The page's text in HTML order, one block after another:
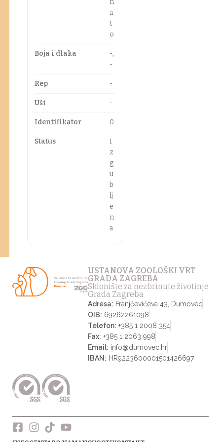
a
t
o
Boja i dlaka
-,
-
Rep -
Uši -
Identifikator 0
Status
I
z
g
u
b
lj
e
n
a
USTANOVA ZOOLOŠKI VRT
GRADA ZAGREBA
Sklonište za nezbrinute životinje
Grada Zagreba
Adresa: Franjčevićeva 43, Dumovec
OIB: 69262261098
Telefon: +385 1 2008 354
Fax: +385 1 2063 998
Email: info@dumovec.hr
IBAN: HR9223600001501426697